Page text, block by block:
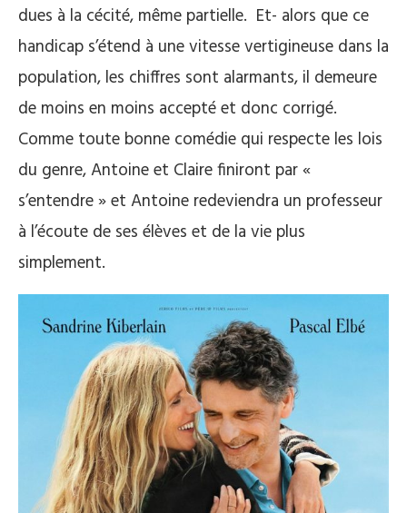
dues à la cécité, même partielle. Et- alors que ce
handicap s’étend à une vitesse vertigineuse dans la
population, les chiffres sont alarmants, il demeure
de moins en moins accepté et donc corrigé.
Comme toute bonne comédie qui respecte les lois
du genre, Antoine et Claire finiront par «
s’entendre » et Antoine redeviendra un professeur
à l’écoute de ses élèves et de la vie plus
simplement.